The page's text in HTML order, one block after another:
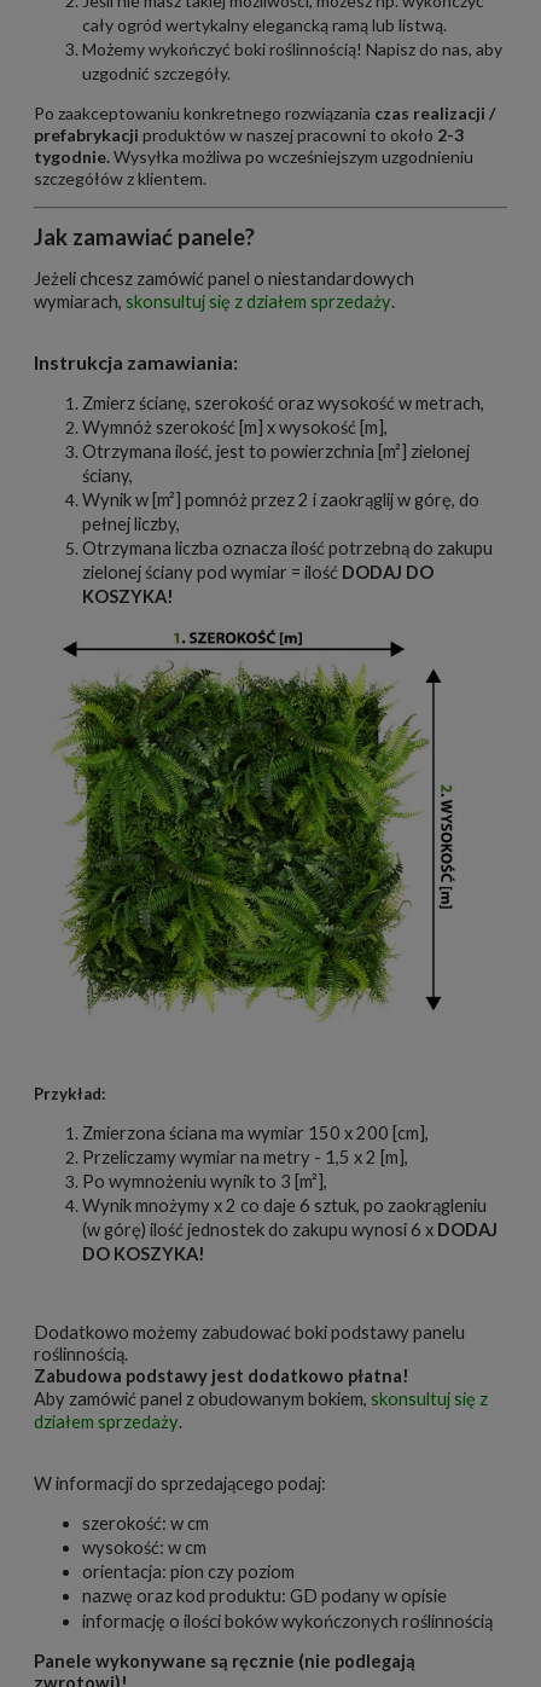
cały ogród wertykalny elegancką ramą lub listwą.
Możemy wykończyć boki roślinnością! Napisz do nas, aby
uzgodnić szczegóły.
Po zaakceptowaniu konkretnego rozwiązania czas realizacji /
prefabrykacji produktów w naszej pracowni to około 2-3
tygodnie.Wysyłka możliwa po wcześniejszym uzgodnieniu
szczegółów z klientem.
Jak zamawiać panele?
Jeżeli chcesz zamówić panel o niestandardowych
wymiarach, skonsultuj się z działem sprzedaży.
Instrukcja zamawiania:
Zmierz ścianę, szerokość oraz wysokość w metrach,
Wymnóż szerokość [m] x wysokość [m],
Otrzymana ilość, jest to powierzchnia [m²] zielonej
ściany,
Wynik w [m²] pomnóż przez 2 i zaokrąglij w górę, do
pełnej liczby,
Otrzymana liczba oznacza ilość potrzebną do zakupu
zielonej ściany pod wymiar = ilość DODAJ DO
KOSZYKA!
Przykład:
Zmierzona ściana ma wymiar 150 x 200 [cm],
Przeliczamy wymiar na metry - 1,5 x 2 [m],
Po wymnożeniu wynik to 3 [m²],
Wynik mnożymy x 2 co daje 6 sztuk, po zaokrągleniu
(w górę) ilość jednostek do zakupu wynosi 6 x DODAJ
DO KOSZYKA!
Dodatkowo możemy zabudować boki podstawy panelu
roślinnością.
Zabudowa podstawy jest dodatkowo płatna!
Aby zamówić panel z obudowanym bokiem, skonsultuj się z
działem sprzedaży.
W informacji do sprzedającego podaj:
szerokość: w cm
wysokość: w cm
orientacja: pion czy poziom
nazwę oraz kod produktu: GD podany w opisie
informację o ilościbokówwykończonych roślinnością
Panele wykonywane są ręcznie (nie podlegają
zwrotowi)!